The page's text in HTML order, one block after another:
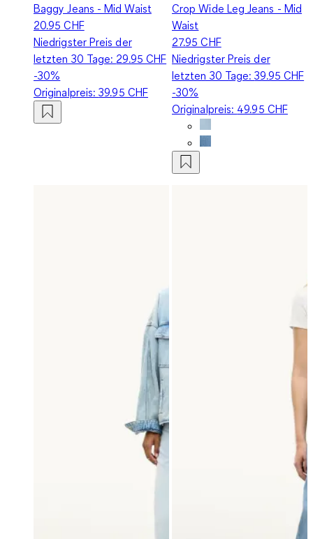
Baggy Jeans - Mid Waist
20.95 CHF
Niedrigster Preis der
letzten 30 Tage: 29.95 CHF
-30%
Originalpreis:39.95 CHF
Crop Wide Leg Jeans - Mid
Waist
27.95 CHF
Niedrigster Preis der
letzten 30 Tage:39.95 CHF
-30%
Originalpreis: 49.95 CHF